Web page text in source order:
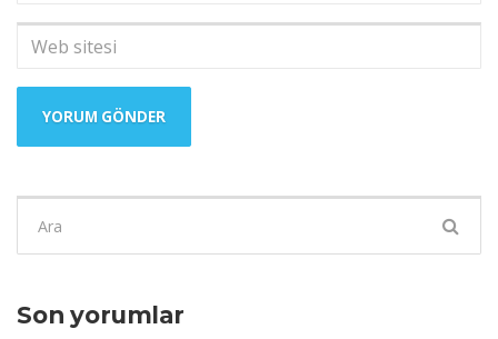
Adresi*
Web
ara:
Son yorumlar